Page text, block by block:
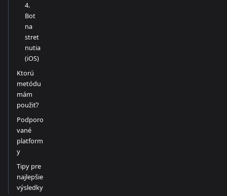
4.
Bot
na
stret
nutia
(iOS)
Ktorú
metódu
mám
použiť?
Podporo
vané
platform
y
Tipy pre
najlepšie
výsledky